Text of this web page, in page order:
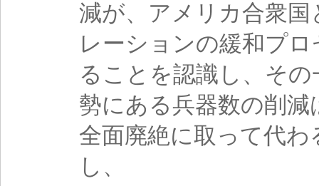
減が、アメリカ合衆
レーションの緩和プ
ることを認識し、そ
勢にある兵器数の削
全面廃絶に取って代
し、